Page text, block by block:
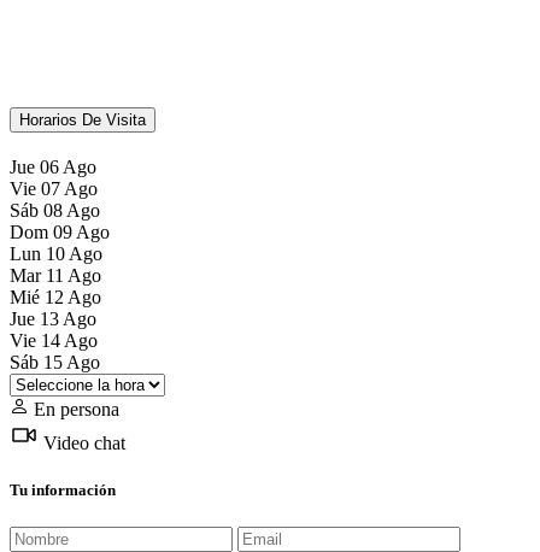
Horarios De Visita
Jue 06 Ago
Vie 07 Ago
Sáb 08 Ago
Dom 09 Ago
Lun 10 Ago
Mar 11 Ago
Mié 12 Ago
Jue 13 Ago
Vie 14 Ago
Sáb 15 Ago
En persona
Video chat
Tu información